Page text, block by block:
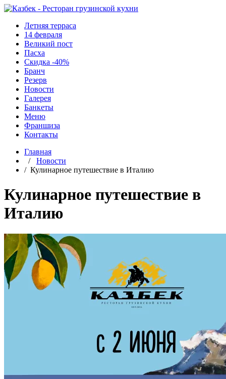
Летняя терраса
14 февраля
Великий пост
Пасха
Скидка -40%
Бранч
Резерв
Новости
Галерея
Банкеты
Меню
Франшиза
Контакты
Главная
/
Новости
/ Кулинарное путешествие в Италию
Кулинарное путешествие в
Италию